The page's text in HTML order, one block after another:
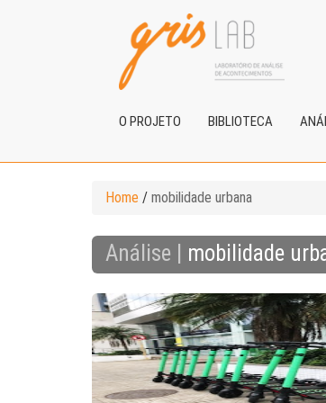
O PROJETO BIBLIOTECA
Home / mobilidade urbana
Análise | mobilidade